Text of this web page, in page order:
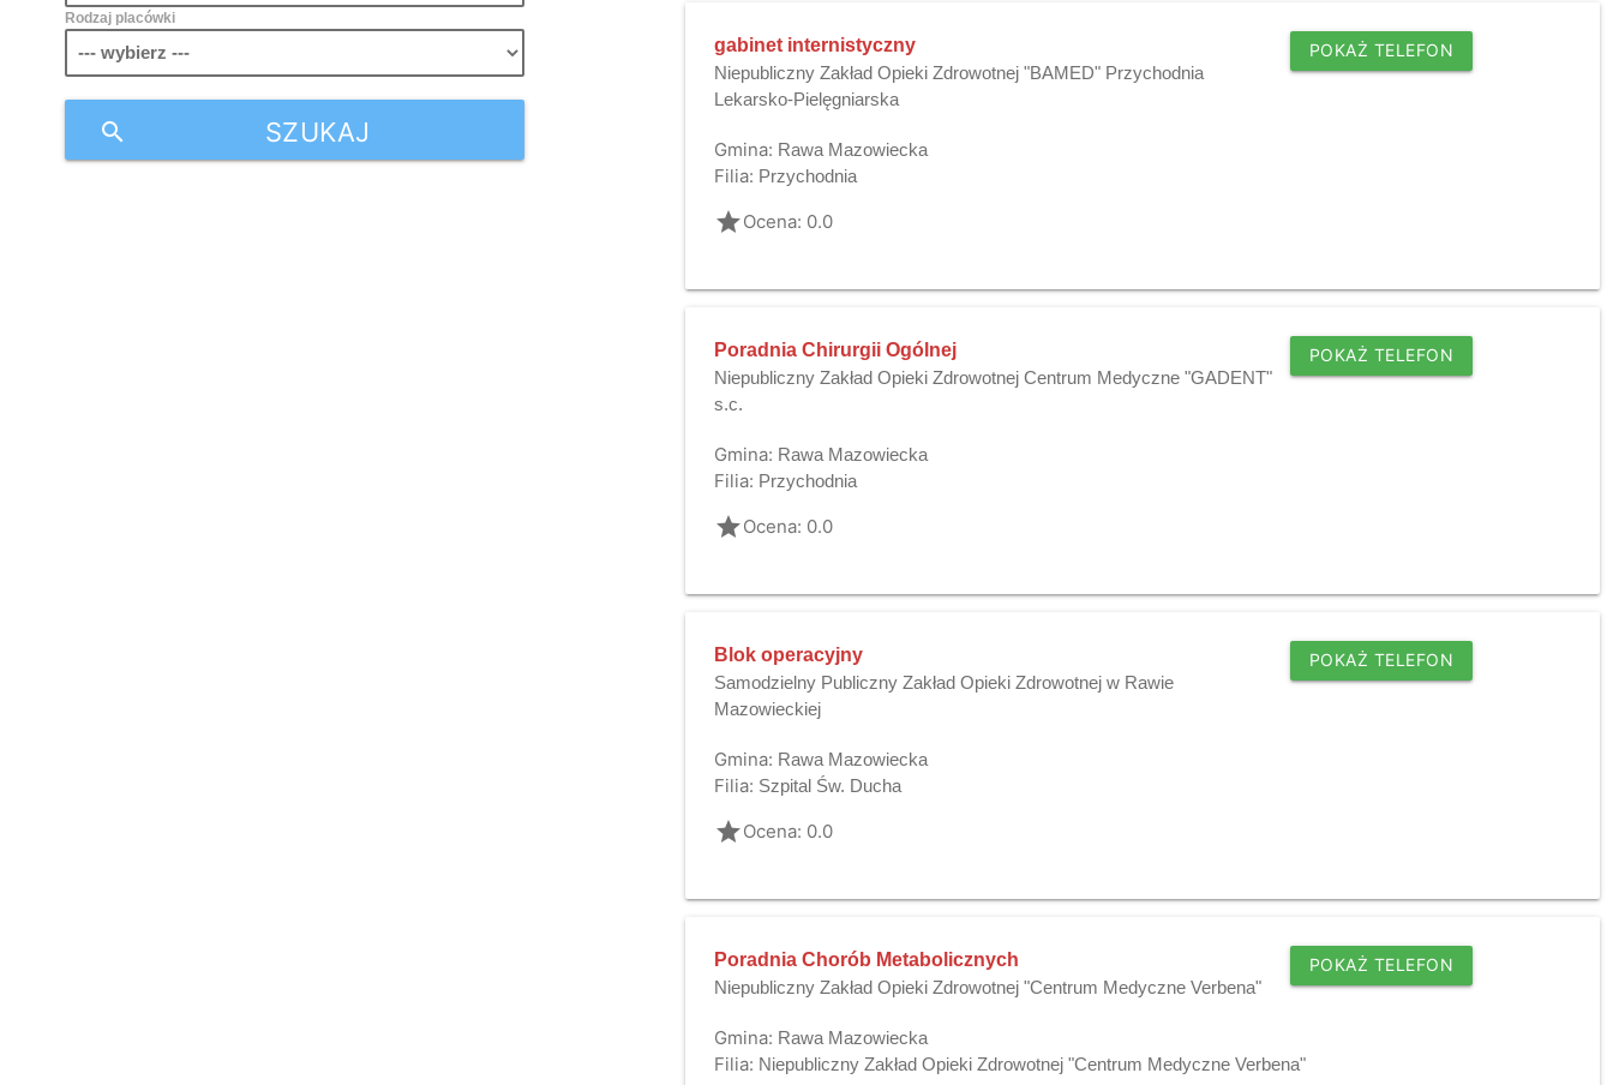
Rodzaj placówki
SZUKAJ
search
gabinet internistyczny
Niepubliczny Zakład Opieki Zdrowotnej "BAMED" Przychodnia
Lekarsko-Pielęgniarska
POKAŻ TELEFON
Gmina: Rawa Mazowiecka
Filia: Przychodnia
gradeOcena: 0.0
Poradnia Chirurgii Ogólnej
Niepubliczny Zakład Opieki Zdrowotnej Centrum Medyczne "GADENT"
s.c.
POKAŻ TELEFON
Gmina: Rawa Mazowiecka
Filia: Przychodnia
gradeOcena: 0.0
Blok operacyjny
Samodzielny Publiczny Zakład Opieki Zdrowotnej w Rawie
Mazowieckiej
POKAŻ TELEFON
Gmina: Rawa Mazowiecka
Filia: Szpital Św. Ducha
gradeOcena: 0.0
Poradnia Chorób Metabolicznych
Niepubliczny Zakład Opieki Zdrowotnej "Centrum Medyczne Verbena"
POKAŻ TELEFON
Gmina: Rawa Mazowiecka
Filia: Niepubliczny Zakład Opieki Zdrowotnej "Centrum Medyczne Verbena"